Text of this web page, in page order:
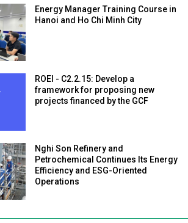
Energy Manager Training Course in
Hanoi and Ho Chi Minh City
ROEI - C2.2.15: Develop a
framework for proposing new
projects financed by the GCF
Nghi Son Refinery and
Petrochemical Continues Its Energy
Efficiency and ESG-Oriented
Operations